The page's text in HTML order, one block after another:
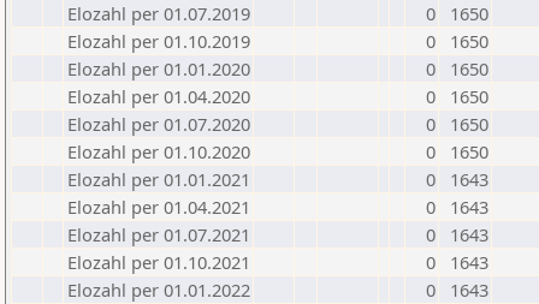
Elozahl per 01.07.2019
0
1650
Elozahl per 01.10.2019
0
1650
Elozahl per 01.01.2020
0
1650
Elozahl per 01.04.2020
0
1650
Elozahl per 01.07.2020
0
1650
Elozahl per 01.10.2020
0
1650
Elozahl per 01.01.2021
0
1643
Elozahl per 01.04.2021
0
1643
Elozahl per 01.07.2021
0
1643
Elozahl per 01.10.2021
0
1643
Elozahl per 01.01.2022
0
1643